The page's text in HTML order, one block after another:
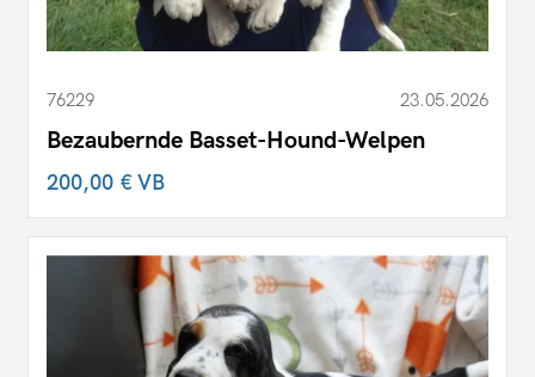
76229 23.05.2026
Bezaubernde Basset-Hound-Welpen
200,00 €VB